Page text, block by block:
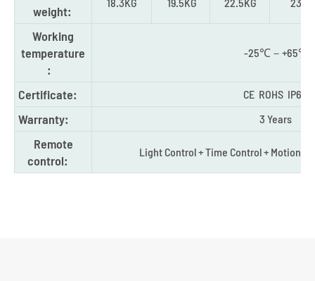
weight:
Working
temperature
:
-25℃－+65℃
Certificate: CE ROHS IP65
Warranty: 3 Years
Remote
control:
Light Control + Time Control + Motion